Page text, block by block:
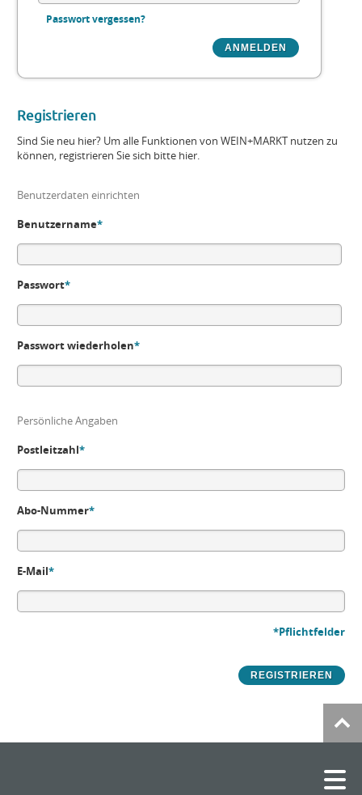
Passwort vergessen?
Registrieren
Sind Sie neu hier? Um alle Funktionen von WEIN+MARKT nutzen zu
können, registrieren Sie sich bitte hier.
Benutzerdaten einrichten
Benutzername*
Passwort*
Passwort wiederholen*
Persönliche Angaben
Postleitzahl*
Abo-Nummer*
E-Mail*
*Pflichtfelder